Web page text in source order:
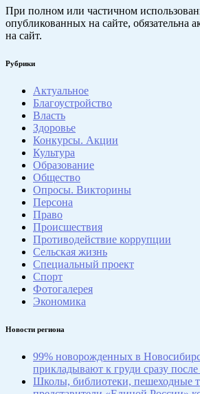
При полном или частичном
опубликованных на сайте, обязательна
на сайт.
Рубрики
Актуальное
Благоустройство
Власть
Здоровье
Конкурсы. Акции
Культура
Образование
Общество
Опросы. Викторины
Персона
Право
Происшествия
Противодействие коррупции
Сельская жизнь
Специальный проект
Спорт
Фотогалерея
Экономика
Новости региона
99% новорожденных в
прикладывают к груди сразу
Школы, библиотеки, пешеходные